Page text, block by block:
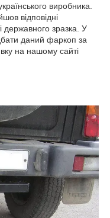
виробника.
відповідні
державного зразка. У
даний фаркоп за
на нашому сайті